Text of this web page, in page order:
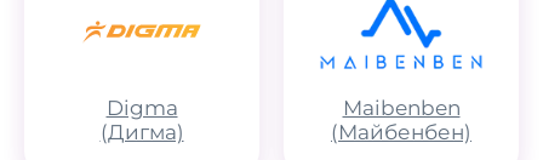
Digma
(Дигма)
Maibenben
(Майбенбен)